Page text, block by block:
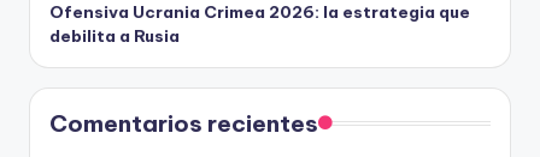
Ofensiva Ucrania Crimea 2026: la estrategia que
debilita a Rusia
Comentarios recientes